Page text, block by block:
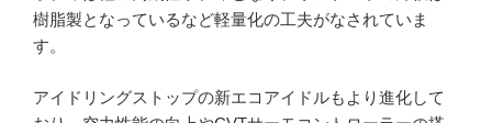
樹脂製となっているなど軽量化の工夫がなされていま
す。
アイドリングストップの新エコアイドルもより進化して